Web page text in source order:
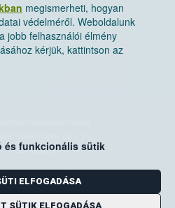
megismerheti, hogyan
védelméről. Weboldalunk
jobb felhasználói élmény
kérjük, kattintson az
és funkcionális sütik
ELFOGADÁSA
SÜTIK ELFOGADÁSA
biztonsági Hivatal
1525 Budapest. Pf. 30.
06-80/263-244